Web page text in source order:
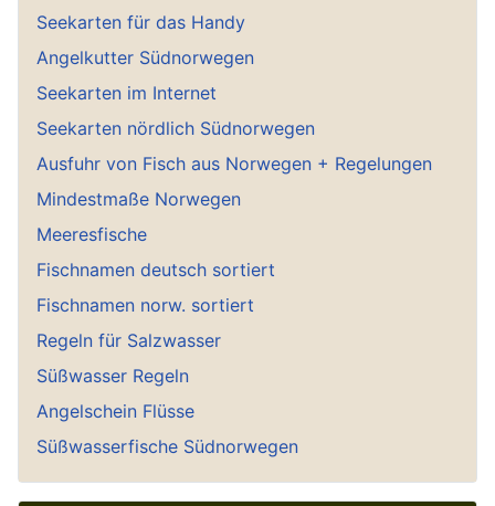
Seekarten für das Handy
Angelkutter Südnorwegen
Seekarten im Internet
Seekarten nördlich Südnorwegen
Ausfuhr von Fisch aus Norwegen + Regelungen
Mindestmaße Norwegen
Meeresfische
Fischnamen deutsch sortiert
Fischnamen norw. sortiert
Regeln für Salzwasser
Süßwasser Regeln
Angelschein Flüsse
Süßwasserfische Südnorwegen